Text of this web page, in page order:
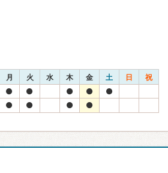
月 火 水 木 金 土 日 祝